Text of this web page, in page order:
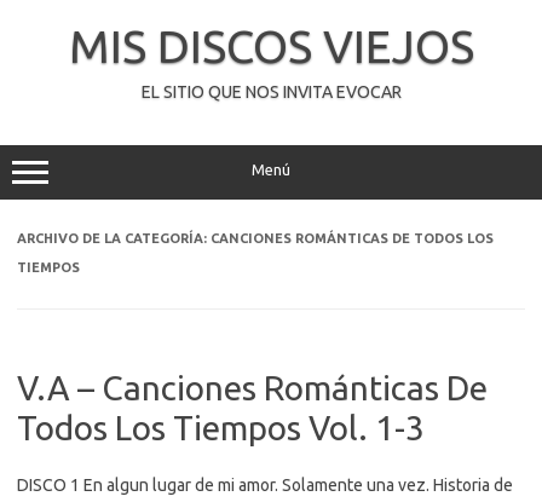
contenidoMIS DISCOS VIEJOS
EL SITIO QUE NOS INVITA EVOCAR
Menú
ARCHIVO DE LA CATEGORÍA: CANCIONES ROMÁNTICAS DE TODOS LOS
TIEMPOS
V.A – Canciones Románticas De
Todos Los Tiempos Vol. 1-3
DISCO 1 En algun lugar de mi amor. Solamente una vez. Historia de